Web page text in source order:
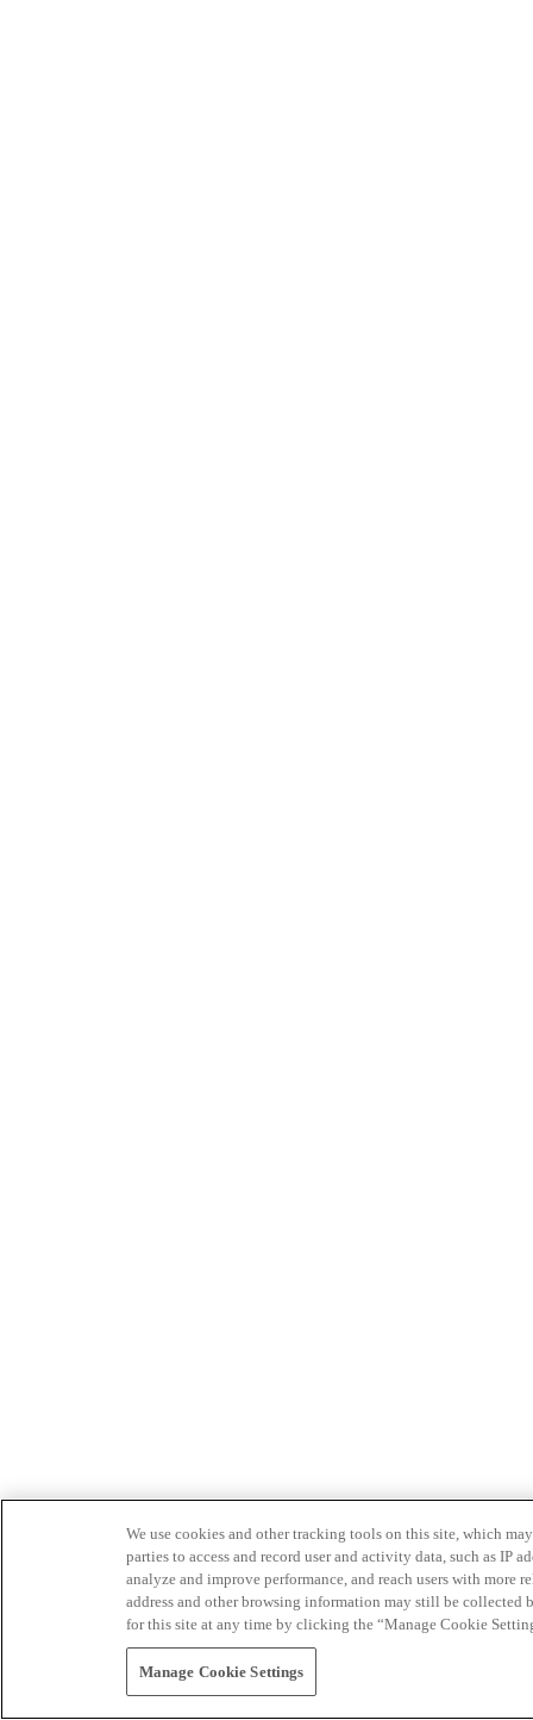
We use cookies and other tracking tools on this site, which
parties to access and record user and activity data, such as IP
analyze and improve performance, and reach users with
address and other browsing information may still be collected
for this site at any time by clicking the “Manage Cookie
Manage Cookie Settings